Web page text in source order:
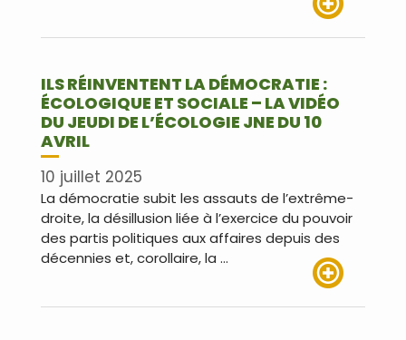
ILS RÉINVENTENT LA DÉMOCRATIE :
ÉCOLOGIQUE ET SOCIALE – LA VIDÉO
DU JEUDI DE L’ÉCOLOGIE JNE DU 10
AVRIL
10 juillet 2025
La démocratie subit les assauts de l’extrême-
droite, la désillusion liée à l’exercice du pouvoir
des partis politiques aux affaires depuis des
décennies et, corollaire, la …